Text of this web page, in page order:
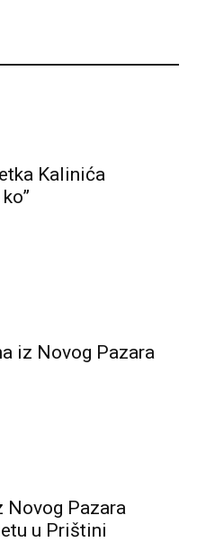
Kalinića
iz Novog Pazara
Novog Pazara
u Prištini